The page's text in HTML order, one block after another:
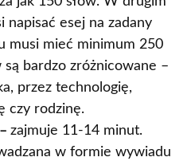
napisać esej na zadany
musi mieć minimum 250
są bardzo zróżnicowane –
przez technologię,
czy rodzinę.
– zajmuje 11-14 minut.
w formie wywiadu